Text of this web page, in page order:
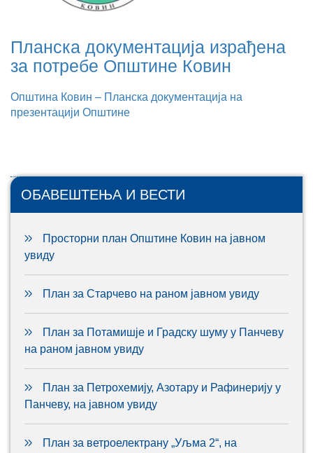
Планска документација израђена
за потребе Општине Ковин
Општина Ковин – Планска документација на
презентацији Општине
ОБАВЕШТЕЊА И ВЕСТИ
Просторни план Општине Ковин на јавном
увиду
План за Старчево на раном јавном увиду
План за Потамишје и Градску шуму у Панчеву
на раном јавном увиду
План за Петрохемију, Азотару и Рафинерију у
Панчеву, на јавном увиду
План за ветроелектрану „Уљма 2“, на